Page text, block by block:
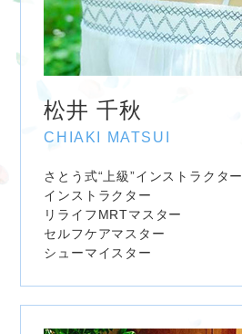
松井 千秋
CHIAKI MATSUI
さとう式“上級”インストラクター
インストラクター
リライフMRTマスター
セルフケアマスター
シューマイスター